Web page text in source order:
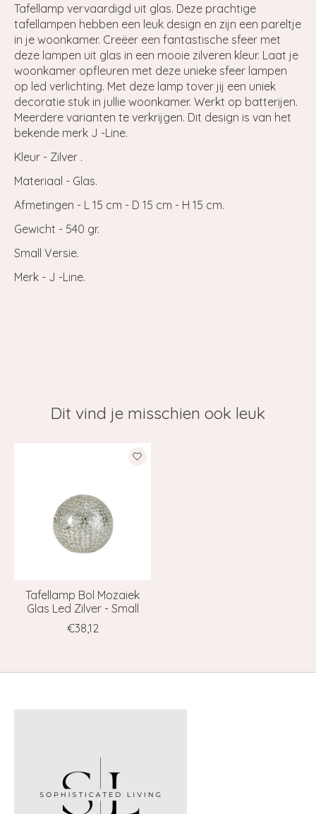
Tafellamp vervaardigd uit glas. Deze prachtige
tafellampen hebben een leuk design en zijn een pareltje
in je woonkamer. Creëer een fantastische sfeer met
deze lampen uit glas in een mooie zilveren kleur. Laat je
woonkamer opfleuren met deze unieke sfeer lampen
op led verlichting. Met deze lamp tover jij een uniek
decoratie stuk in jullie woonkamer. Werkt op batterijen.
Meerdere varianten te verkrijgen. Dit design is van het
bekende merk J -Line.
Kleur - Zilver .
Materiaal - Glas.
Afmetingen - L 15 cm - D 15 cm - H 15 cm.
Gewicht - 540 gr.
Small Versie.
Merk - J -Line.
Dit vind je misschien ook leuk
Items van productcarrousel
Tafellamp Bol Mozaiek
Glas Led Zilver - Small
€38,12